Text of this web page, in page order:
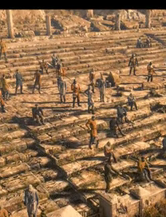
Version 11, DirectX
Version 11, DirectX